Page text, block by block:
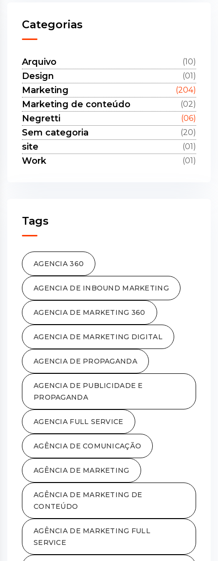
Categorias
Arquivo (10)
Design (01)
Marketing (204)
Marketing de conteúdo (02)
Negretti (06)
Sem categoria (20)
site (01)
Work (01)
Tags
AGENCIA 360
AGENCIA DE INBOUND MARKETING
AGENCIA DE MARKETING 360
AGENCIA DE MARKETING DIGITAL
AGENCIA DE PROPAGANDA
AGENCIA DE PUBLICIDADE E
PROPAGANDA
AGENCIA FULL SERVICE
AGÊNCIA DE COMUNICAÇÃO
AGÊNCIA DE MARKETING
AGÊNCIA DE MARKETING DE
CONTEÚDO
AGÊNCIA DE MARKETING FULL
SERVICE